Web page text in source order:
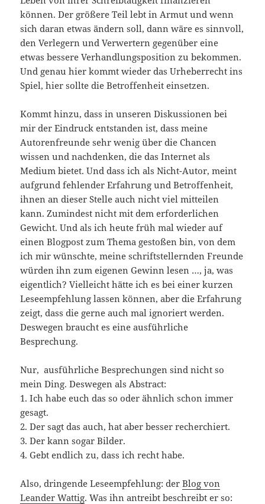
können. Der größere Teil lebt in Armut und wenn
sich daran etwas ändern soll, dann wäre es sinnvoll,
den Verlegern und Verwertern gegenüber eine
etwas bessere Verhandlungsposition zu bekommen.
Und genau hier kommt wieder das Urheberrecht ins
Spiel, hier sollte die Betroffenheit einsetzen.
Kommt hinzu, dass in unseren Diskussionen bei
mir der Eindruck entstanden ist, dass meine
Autorenfreunde sehr wenig über die Chancen
wissen und nachdenken, die das Internet als
Medium bietet. Und dass ich als Nicht-Autor, meint
aufgrund fehlender Erfahrung und Betroffenheit,
ihnen an dieser Stelle auch nicht viel mitteilen
kann. Zumindest nicht mit dem erforderlichen
Gewicht. Und als ich heute früh mal wieder auf
einen Blogpost zum Thema gestoßen bin, von dem
ich mir wünschte, meine schriftstellernden Freunde
würden ihn zum eigenen Gewinn lesen …, ja, was
eigentlich? Vielleicht hätte ich es bei einer kurzen
Leseempfehlung lassen können, aber die Erfahrung
zeigt, dass die gerne auch mal ignoriert werden.
Deswegen braucht es eine ausführliche
Besprechung.
Nur, ausführliche Besprechungen sind nicht so
mein Ding. Deswegen als Abstract:
1. Ich habe euch das so oder ähnlich schon immer
gesagt.
2. Der sagt das auch, hat aber besser recherchiert.
3. Der kann sogar Bilder.
4. Gebt endlich zu, dass ich recht habe.
Also, dringende Leseempfehlung: derBlog von
Leander Wattig. Was ihn antreibt beschreibt er so: